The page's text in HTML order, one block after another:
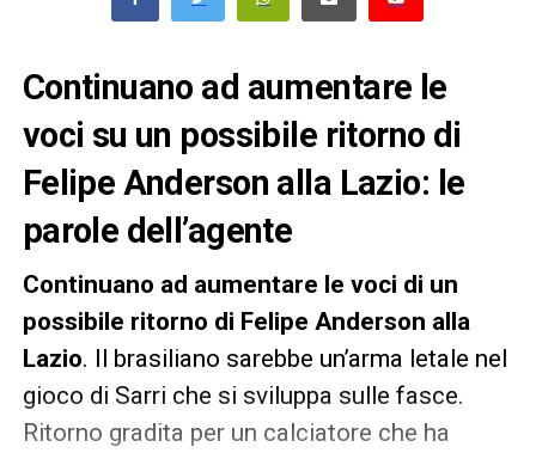
Continuano ad aumentare le
voci su un possibile ritorno di
Felipe Anderson alla Lazio: le
parole dell’agente
Continuano ad aumentare le voci di un
possibile ritorno di Felipe Anderson alla
Lazio. Il brasiliano sarebbe un’arma letale nel
gioco di Sarri che si sviluppa sulle fasce.
Ritorno gradita per un calciatore che ha